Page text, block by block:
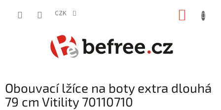
CZK
Obouvací lžíce na boty extra dlouhá
79 cm Vitility 70110710